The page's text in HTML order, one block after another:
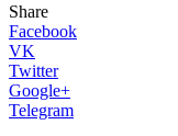
Share
Facebook
VK
Twitter
Google+
Telegram